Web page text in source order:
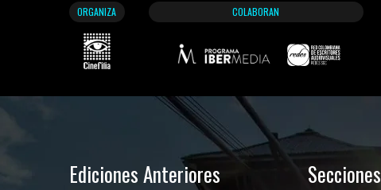
ORGANIZA COLABORAN
Ediciones Anteriores Secciones